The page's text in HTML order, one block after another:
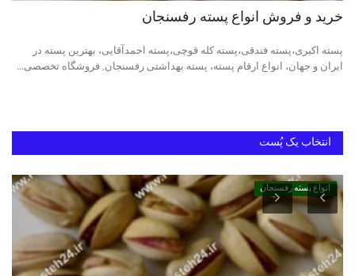
بهترین پسته ایران
خرید و فروش انواع پسته رفسنجان
پسته اکبری،پسته فندقی،پسته کله قوچی،پسته احمدآقایی، بهترین پسته در
ایران و جهان، انواع ارقام پسته، پسته بهداشتی رفسنجان, فروشگاه تخصصی...
انتخاب یک پُست
انواع پسته رفسنجان